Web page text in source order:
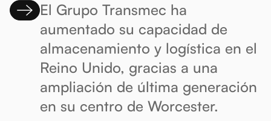
El Grupo Transmec ha
aumentado su capacidad de
almacenamiento y logística en el
Reino Unido, gracias a una
ampliación de última generación
en su centro de Worcester.